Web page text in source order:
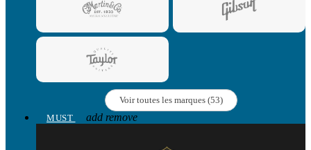
Voir toutes les marques (53)
MUST
add remove